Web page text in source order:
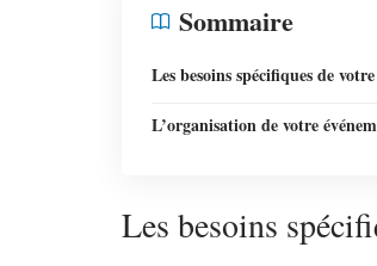
Sommaire
Les besoins spécifiques de
L’organisation de votre
Les besoins